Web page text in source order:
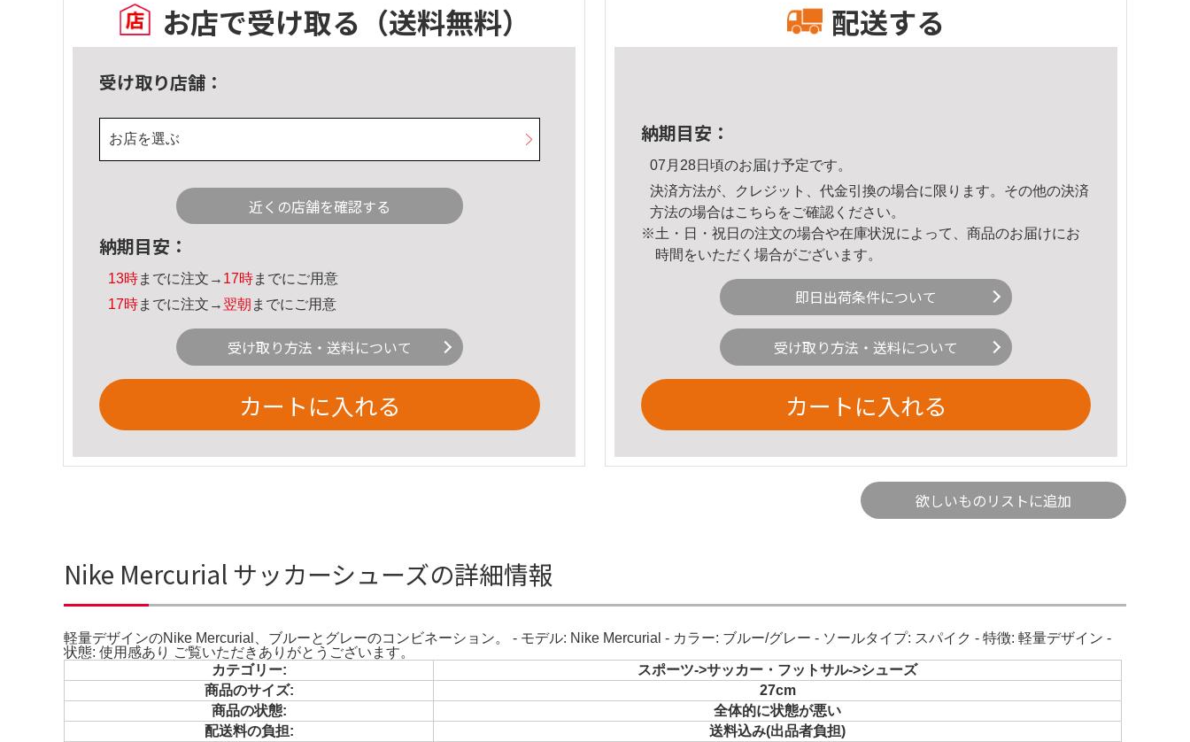
お店で受け取る （送料無料）
受け取り店舗：
お店を選ぶ
近くの店舗を確認する
納期目安：
13時までに注文→ 17時までにご用意
17時までに注文→ 翌朝 までにご用意
受け取り方法・送料について
カートに入れる
配送する
納期目安：
07月28日頃のお届け予定です。
決済方法が、クレジット、代金引換の場合に限ります。その他の決済
方法の場合はこちら をご確認ください。
※土・日・祝日の注文の場合や在庫状況によって、商品のお届けにお
時間をいただく場合がございます。
即日出荷条件について
受け取り方法・送料について
カートに入れる
欲しいものリストに追加
Nike Mercurial サッカーシューズの詳細情報
軽量デザインのNike Mercurial、ブルーとグレーのコンビネーション。 - モデル: Nike Mercurial - カラー: ブルー/グレー - ソールタイプ: スパイク - 特徴: 軽量デザイン -
状態: 使用感あり ご覧いただきありがとうございます。
カテゴリー:
スポーツ->サッカー・フットサル->シューズ
商品のサイズ:
27cm
商品の状態:
全体的に状態が悪い
配送料の負担:
送料込み(出品者負担)